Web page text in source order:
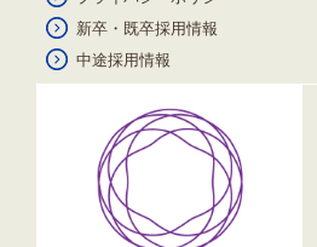
新卒・既卒採用情報
中途採用情報